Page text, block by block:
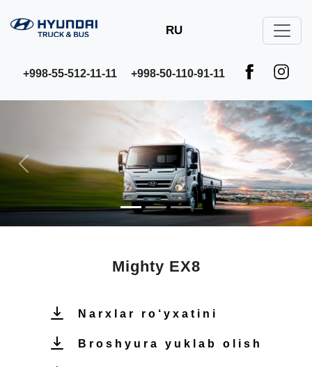
RU
+998-55-512-11-11 +998-50-110-91-11
Previous Next
Mighty EX8
Narxlar ro‘yxatini
Broshyura yuklab olish